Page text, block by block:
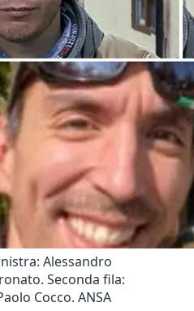
Alessandro
Seconda fila:
Cocco. ANSA